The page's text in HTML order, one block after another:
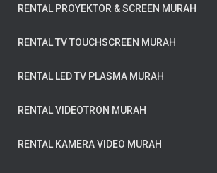
RENTAL PROYEKTOR & SCREEN MURAH
RENTAL TV TOUCHSCREEN MURAH
RENTAL LED TV PLASMA MURAH
RENTAL VIDEOTRON MURAH
RENTAL KAMERA VIDEO MURAH